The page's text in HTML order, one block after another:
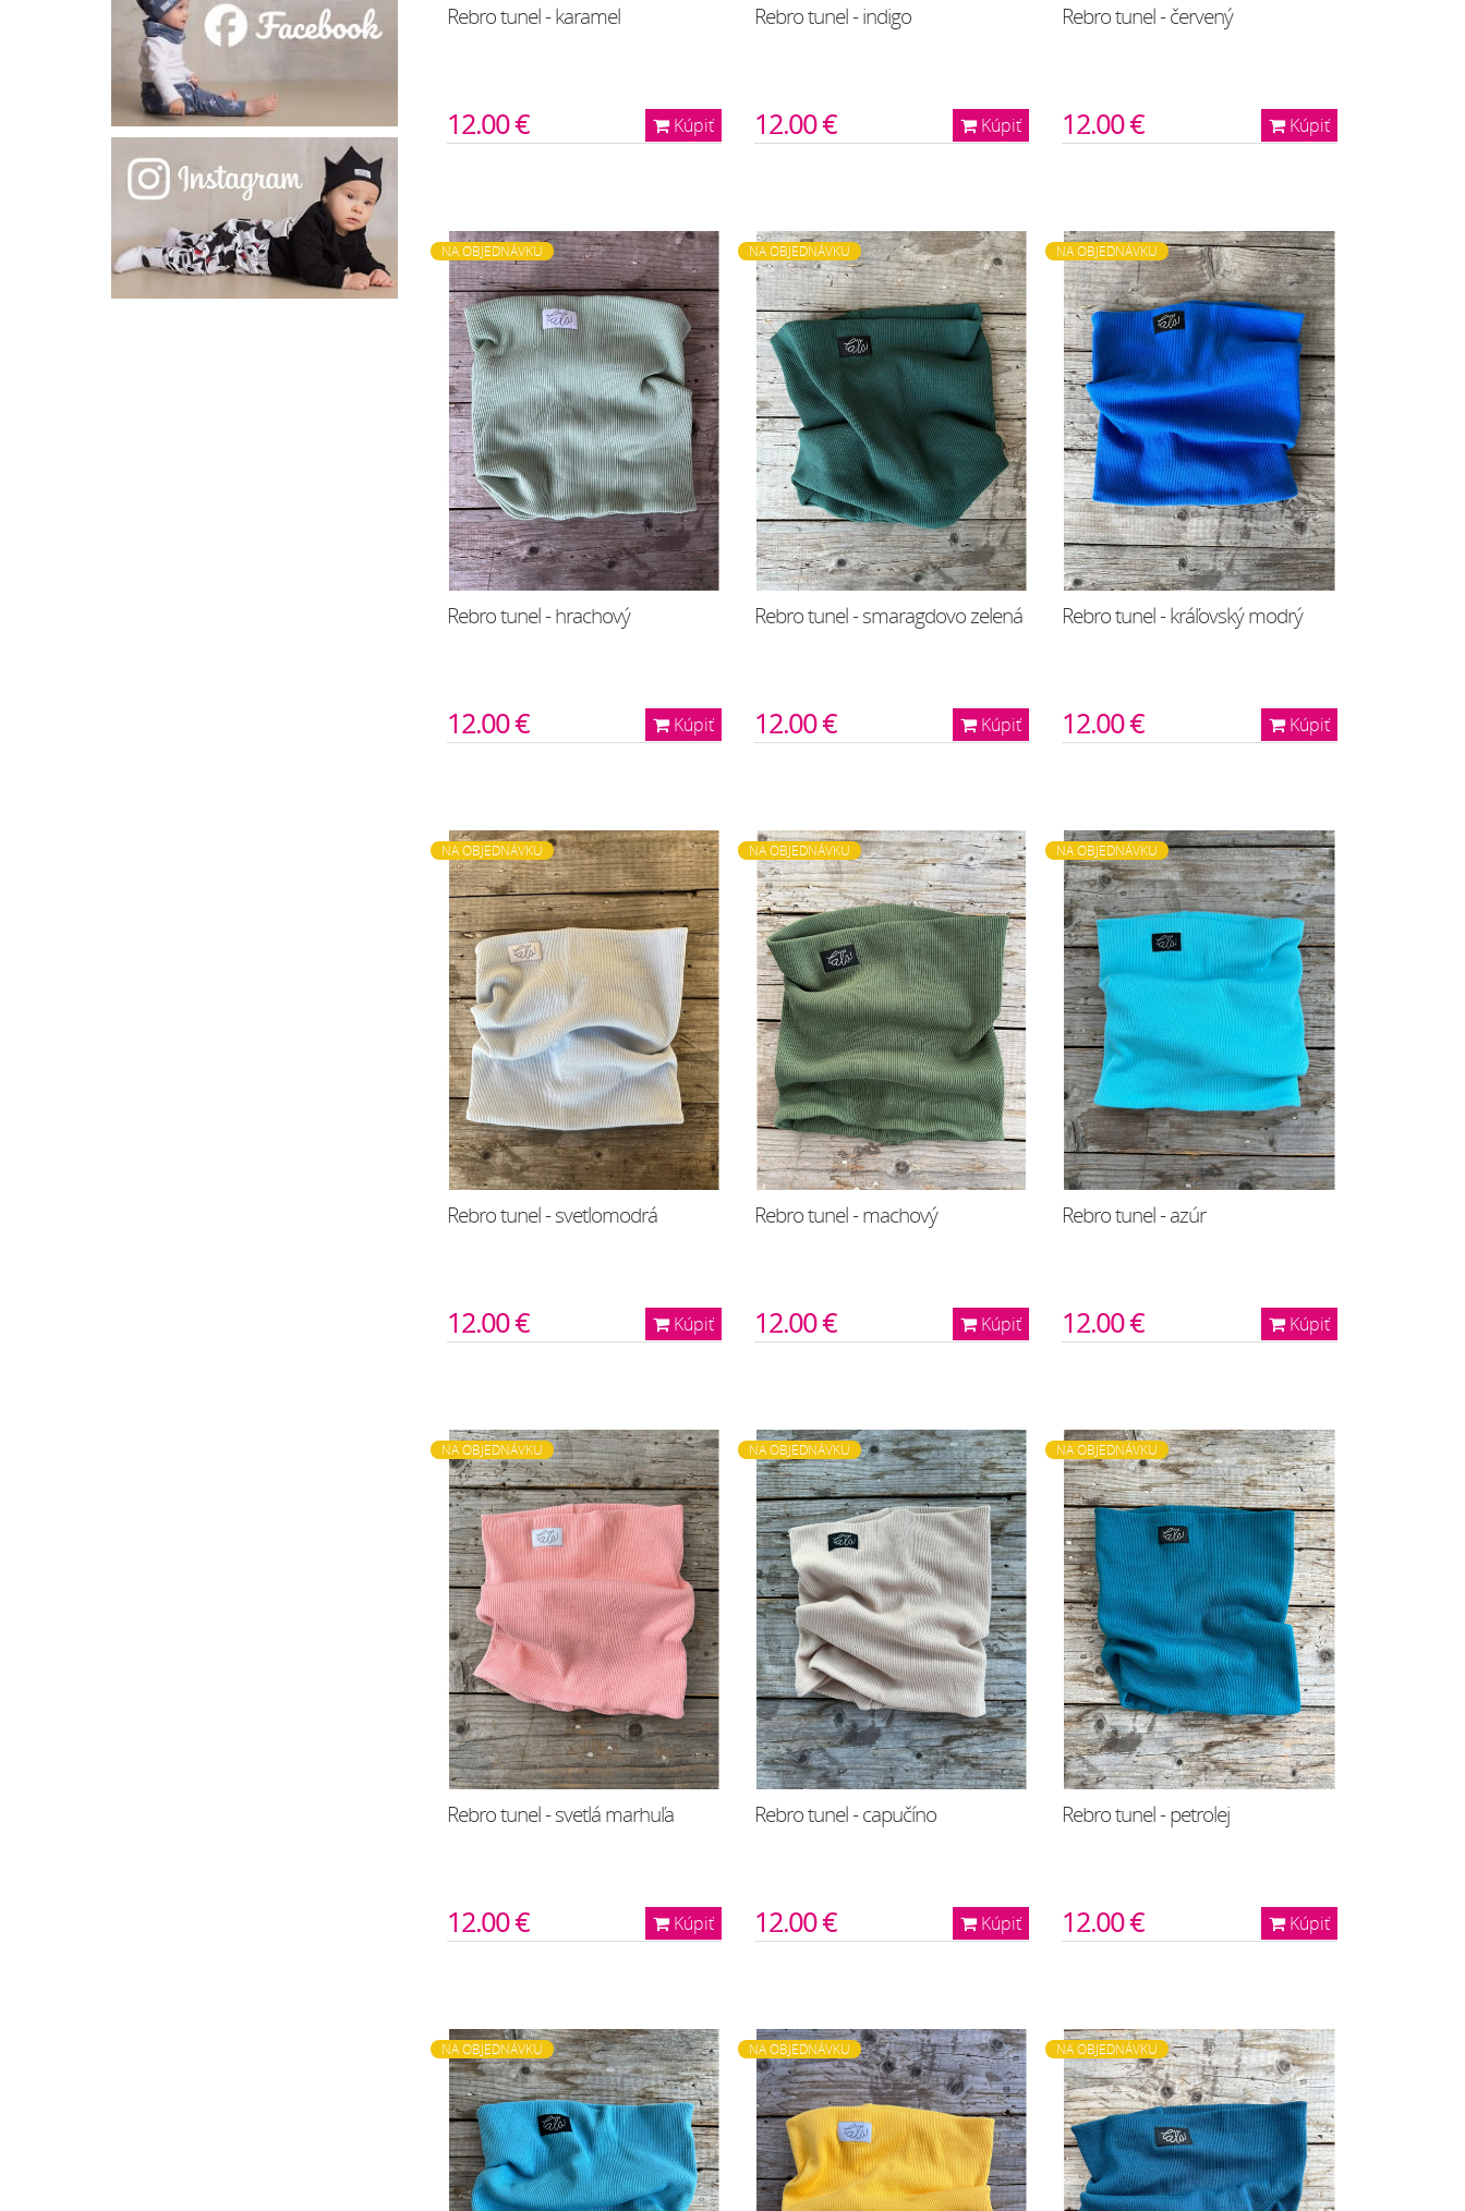
Rebro tunel - karamel
Kúpiť
12.00 €
Rebro tunel - indigo
Kúpiť
12.00 €
Rebro tunel - červený
Kúpiť
12.00 €
NA OBJEDNÁVKU
Rebro tunel - hrachový
Kúpiť
12.00 €
NA OBJEDNÁVKU
Rebro tunel - smaragdovo zelená
Kúpiť
12.00 €
NA OBJEDNÁVKU
Rebro tunel - kráľovský modrý
Kúpiť
12.00 €
NA OBJEDNÁVKU
Rebro tunel - svetlomodrá
Kúpiť
12.00 €
NA OBJEDNÁVKU
Rebro tunel - machový
Kúpiť
12.00 €
NA OBJEDNÁVKU
Rebro tunel - azúr
Kúpiť
12.00 €
NA OBJEDNÁVKU
Rebro tunel - svetlá marhuľa
Kúpiť
12.00 €
NA OBJEDNÁVKU
Rebro tunel - capučíno
Kúpiť
12.00 €
NA OBJEDNÁVKU
Rebro tunel - petrolej
Kúpiť
12.00 €
NA OBJEDNÁVKU NA OBJEDNÁVKU NA OBJEDNÁVKU